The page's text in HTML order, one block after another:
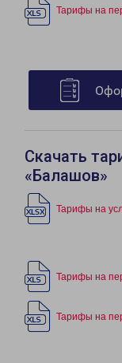
Тарифы на
Скачать
«Балашов»
Тарифы на
Тарифы на
Тарифы на